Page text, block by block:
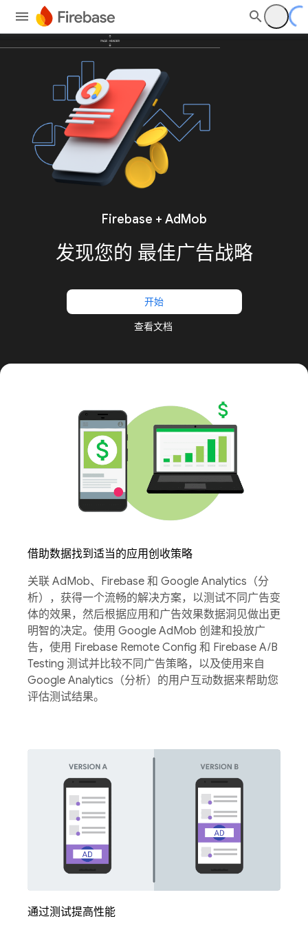
Firebase + AdMob
发现您的 最佳广告战略
开始
查看文档
借助数据找到适当的应用创收策略
关联 AdMob、Firebase 和 Google Analytics（分
析），获得一个流畅的解决方案，以测试不同广告变
体的效果，然后根据应用和广告效果数据洞见做出更
明智的决定。使用 Google AdMob 创建和投放广
告，使用 Firebase Remote Config 和 Firebase A/B
Testing 测试并比较不同广告策略，以及使用来自
Google Analytics（分析）的用户互动数据来帮助您
评估测试结果。
通过测试提高性能